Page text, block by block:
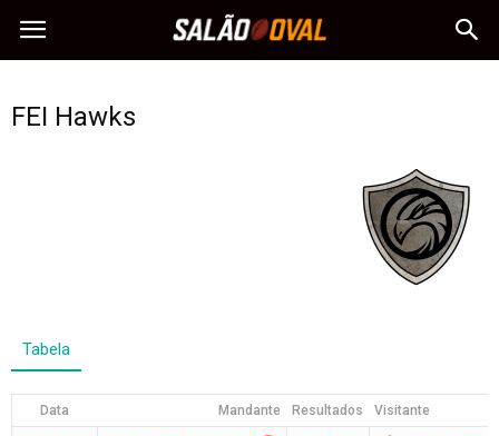
FEI Hawks
Tabela
Data Mandante Resultados Visitante